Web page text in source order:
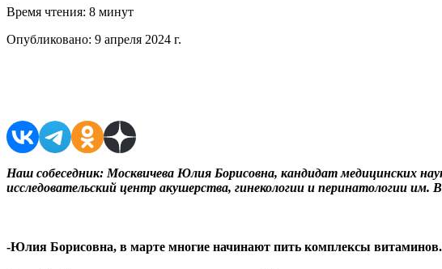
Время чтения: 8 минут
Опубликовано: 9 апреля 2024 г.
Наш собеседник: Москвичева Юлия Борисовна, кандидат медицинских
исследовательский центр акушерства, гинекологии и перинатологии
-Юлия Борисовна, в марте многие начинают пить комплексы